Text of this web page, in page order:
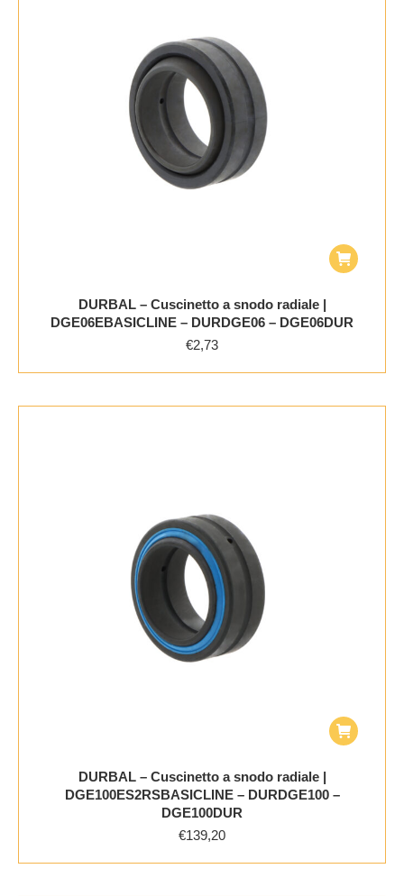
DURBAL – Cuscinetto a snodo radiale |
DGE06EBASICLINE – DURDGE06 – DGE06DUR
€2,73
DURBAL – Cuscinetto a snodo radiale |
DGE100ES2RSBASICLINE – DURDGE100 –
DGE100DUR
€139,20